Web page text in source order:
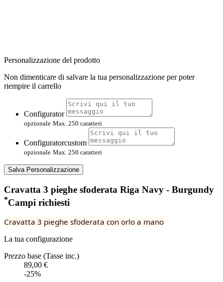
Personalizzazione del prodotto
Non dimenticare di salvare la tua personalizzazione per poter
riempire il carrello
Configurator
opzionale Max. 250 caratteri
Configuratorcustom
opzionale Max. 250 caratteri
Salva Personalizzazione
Cravatta 3 pieghe sfoderata Riga Navy - Burgundy
*Campi richiesti
Cravatta 3 pieghe sfoderata con orlo a mano
La tua configurazione
Prezzo base (Tasse inc.)
89,00 €
-25%